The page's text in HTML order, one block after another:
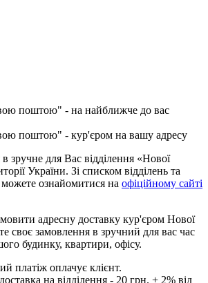
поштою" - на найближче до вас
поштою" - кур'єром на вашу адресу
зручне для Вас відділення «Нової
України. Зі списком відділень та
ознайомитися на офіційному сайті
адресну доставку кур'єром Нової
своє замовлення в зручний для вас час
будинку, квартири, офісу.
платіж оплачує клієнт.
на відділення - 20 грн. + 2% від